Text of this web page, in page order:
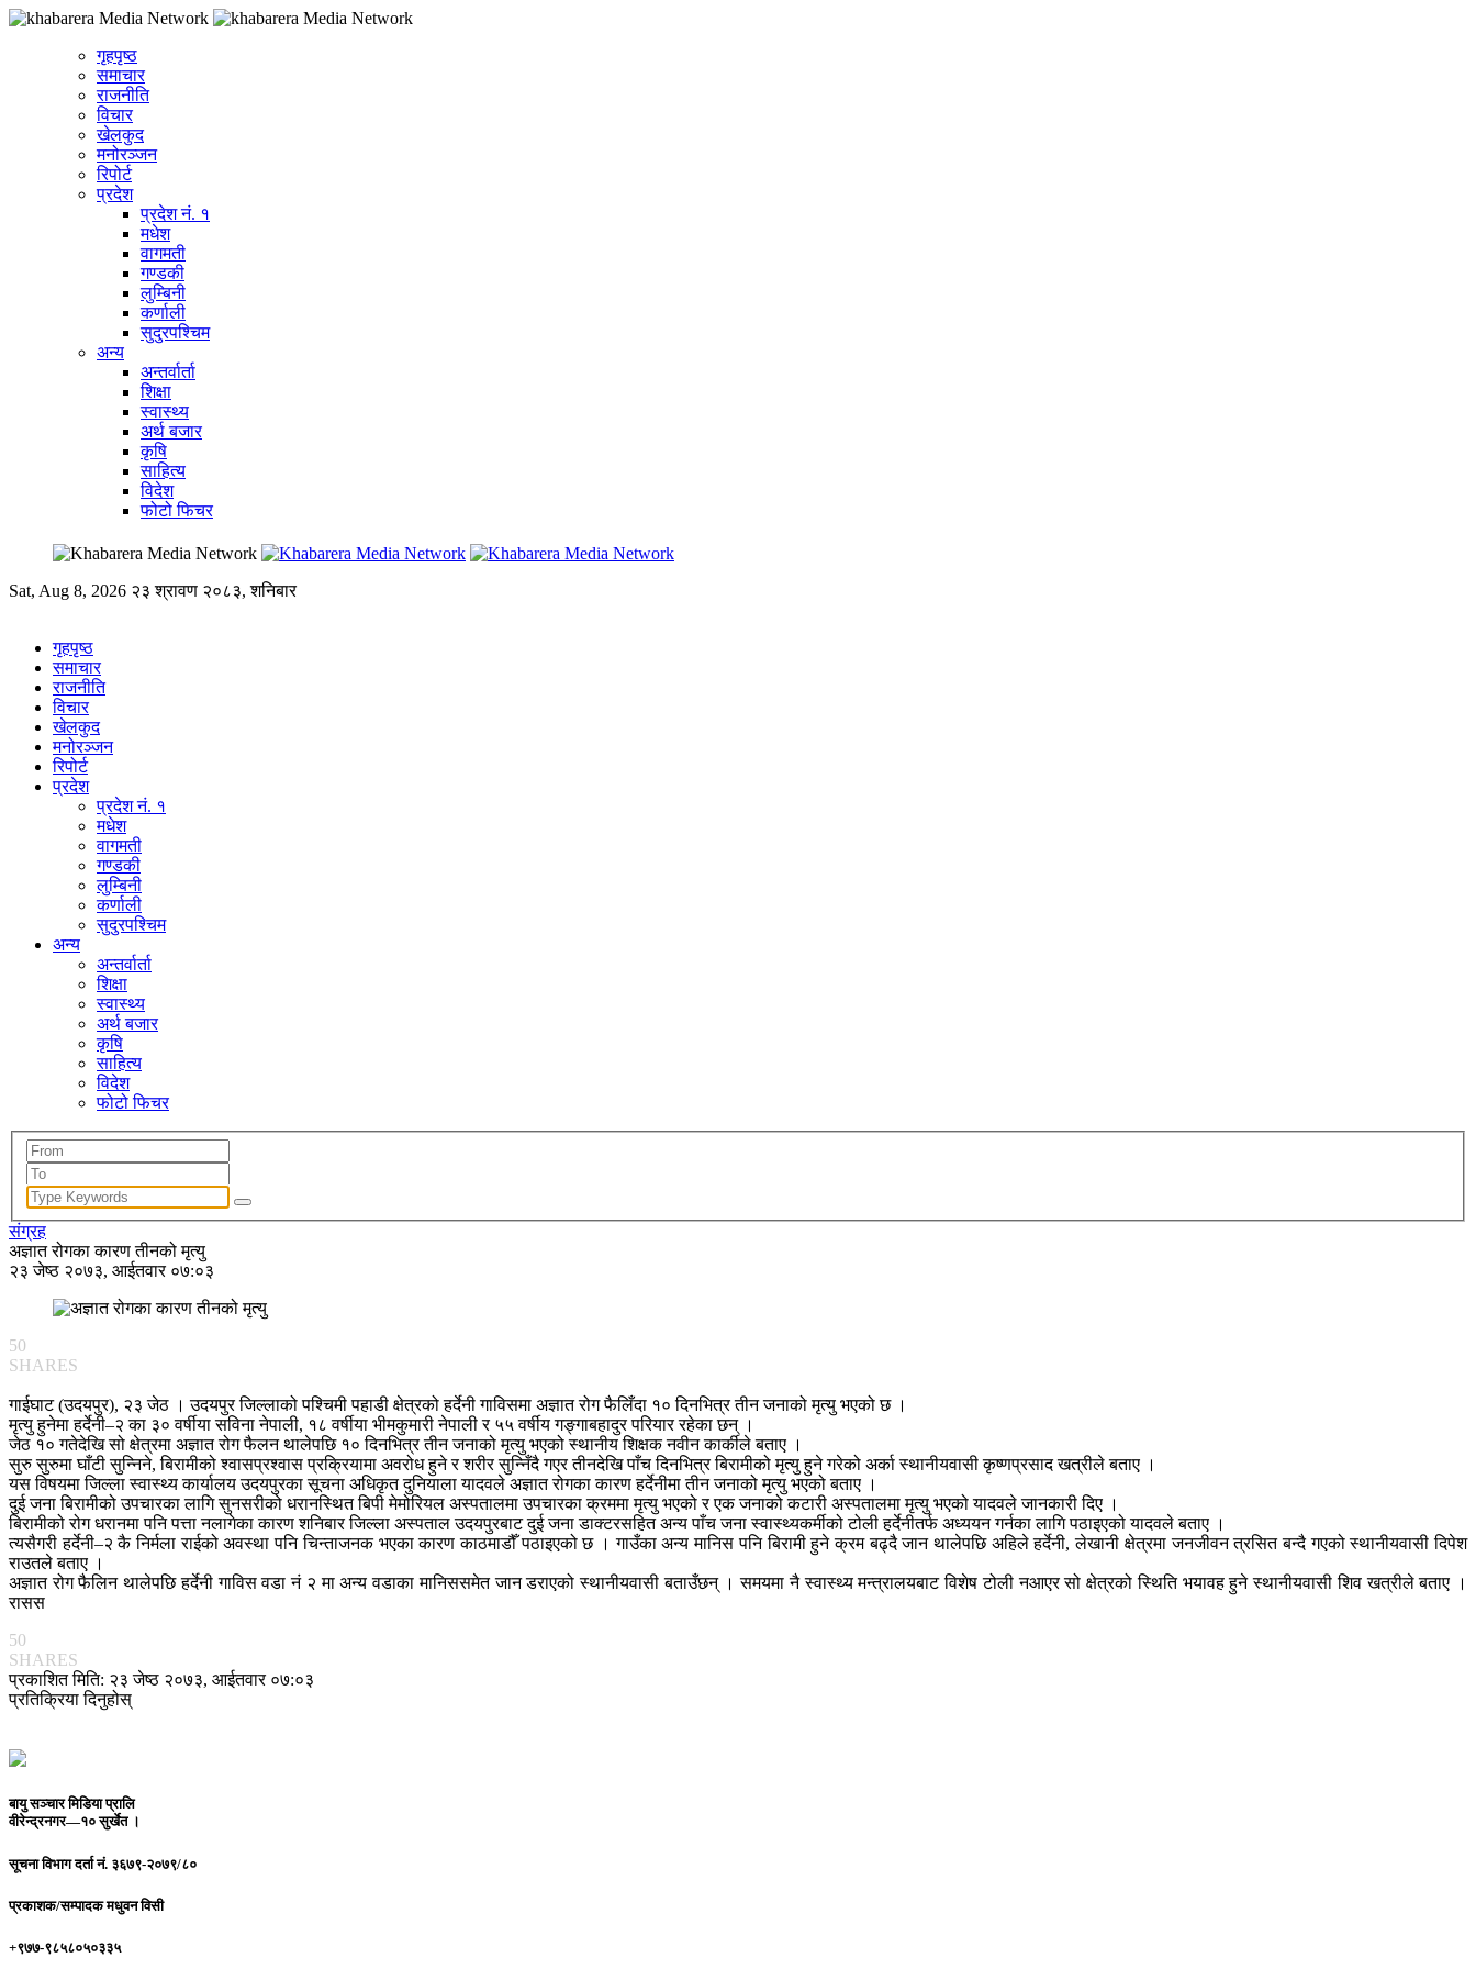
गृहपृष्ठ
समाचार
राजनीति
विचार
खेलकुद
मनोरञ्जन
रिपोर्ट
प्रदेश
प्रदेश नं. १
मधेश
वागमती
गण्डकी
लुम्बिनी
कर्णाली
सुदुरपश्चिम
अन्य
अन्तर्वार्ता
शिक्षा
स्वास्थ्य
अर्थ बजार
कृषि
साहित्य
विदेश
फोटो फिचर
Sat, Aug 8, 2026 २३ श्रावण २०८३, शनिबार
गृहपृष्ठ
समाचार
राजनीति
विचार
खेलकुद
मनोरञ्जन
रिपोर्ट
प्रदेश
प्रदेश नं. १
मधेश
वागमती
गण्डकी
लुम्बिनी
कर्णाली
सुदुरपश्चिम
अन्य
अन्तर्वार्ता
शिक्षा
स्वास्थ्य
अर्थ बजार
कृषि
साहित्य
विदेश
फोटो फिचर
संग्रह
अज्ञात रोगका कारण तीनको मृत्यु
२३ जेष्ठ २०७३, आईतवार ०७:०३
50
SHARES
गाईघाट (उदयपुर), २३ जेठ । उदयपुर जिल्लाको पश्चिमी पहाडी क्षेत्रको हर्देनी गाविसमा अज्ञात रोग फैलिँदा १० दिनभित्र तीन जनाको मृत्यु भएको छ ।
मृत्यु हुनेमा हर्देनी–२ का ३० वर्षीया सविना नेपाली, १८ वर्षीया भीमकुमारी नेपाली र ५५ वर्षीय गङ्गाबहादुर परियार रहेका छन् ।
जेठ १० गतेदेखि सो क्षेत्रमा अज्ञात रोग फैलन थालेपछि १० दिनभित्र तीन जनाको मृत्यु भएको स्थानीय शिक्षक नवीन कार्कीले बताए ।
सुरु सुरुमा घाँटी सुन्निने, बिरामीको श्वासप्रश्वास प्रक्रियामा अवरोध हुने र शरीर सुन्निँदै गएर तीनदेखि पाँच दिनभित्र बिरामीको मृत्यु हुने गरेको अर्का स्थानीयवासी कृष्णप्रसाद खत्रीले बताए ।
यस विषयमा जिल्ला स्वास्थ्य कार्यालय उदयपुरका सूचना अधिकृत दुनियाला यादवले अज्ञात रोगका कारण हर्देनीमा तीन जनाको मृत्यु भएको बताए ।
दुई जना बिरामीको उपचारका लागि सुनसरीको धरानस्थित बिपी मेमोरियल अस्पतालमा उपचारका क्रममा मृत्यु भएको र एक जनाको कटारी अस्पतालमा मृत्यु भएको यादवले जानकारी दिए ।
बिरामीको रोग धरानमा पनि पत्ता नलागेका कारण शनिबार जिल्ला अस्पताल उदयपुरबाट दुई जना डाक्टरसहित अन्य पाँच जना स्वास्थ्यकर्मीको टोली हर्देनीतर्फ अध्ययन गर्नका लागि पठाइएको यादवले बताए ।
त्यसैगरी हर्देनी–२ कै निर्मला राईको अवस्था पनि चिन्ताजनक भएका कारण काठमाडौँ पठाइएको छ । गाउँका अन्य मानिस पनि बिरामी हुने क्रम बढ्दै जान थालेपछि अहिले हर्देनी, लेखानी क्षेत्रमा जनजीवन त्रसित बन्दै गएको स्थानीयवासी दिपेश
राउतले बताए ।
अज्ञात रोग फैलिन थालेपछि हर्देनी गाविस वडा नं २ मा अन्य वडाका मानिससमेत जान डराएको स्थानीयवासी बताउँछन् । समयमा नै स्वास्थ्य मन्त्रालयबाट विशेष टोली नआएर सो क्षेत्रको स्थिति भयावह हुने स्थानीयवासी शिव खत्रीले बताए ।
रासस
50
SHARES
प्रकाशित मिति: २३ जेष्ठ २०७३, आईतवार ०७:०३
प्रतिक्रिया दिनुहोस्
बायु सञ्चार मिडिया प्रालि
वीरेन्द्रनगर—१० सुर्खेत ।
सूचना विभाग दर्ता नं. ३६७९-२०७९/८०
प्रकाशक/सम्पादकमधुवन विसी
+९७७-९८५८०५०३३५